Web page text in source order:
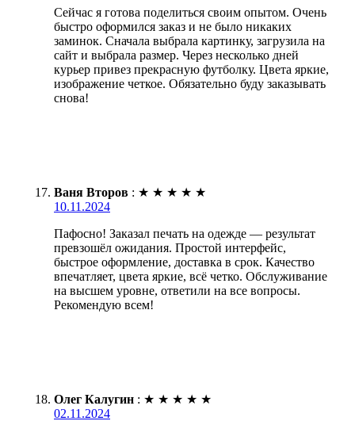
Сейчас я готова поделиться своим опытом. Очень
быстро оформился заказ и не было никаких
заминок. Сначала выбрала картинку, загрузила на
сайт и выбрала размер. Через несколько дней
курьер привез прекрасную футболку. Цвета яркие,
изображение четкое. Обязательно буду заказывать
снова!
Ваня Второв : ★ ★ ★ ★ ★
10.11.2024
Пафосно! Заказал печать на одежде — результат
превзошёл ожидания. Простой интерфейс,
быстрое оформление, доставка в срок. Качество
впечатляет, цвета яркие, всё четко. Обслуживание
на высшем уровне, ответили на все вопросы.
Рекомендую всем!
Олег Калугин : ★ ★ ★ ★ ★
02.11.2024